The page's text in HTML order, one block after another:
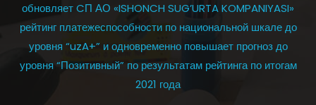
обновляет CП АО «ISHONCH SUG’URTA KOMPANIYASI»
рейтинг платежеспособности по национальной шкале до
уровня “uzA+” и одновременно повышает прогноз до
уровня “Позитивный” по результатам рейтинга по итогам
2021 года